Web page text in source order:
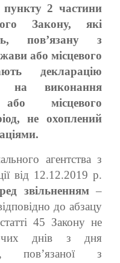
пункту 2 частини
Закону, які
пов’язану з
або місцевого
декларацію
на виконання
місцевого
не охоплений
агентства з
від 12.12.2019 р.
звільненням–
до абзацу
45 Закону не
днів з дня
пов’язаної з